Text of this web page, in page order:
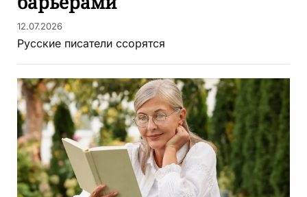
12.07.2026
Русские писатели ссорятся